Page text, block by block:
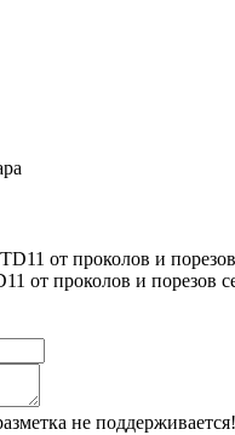
от проколов и порезов
не